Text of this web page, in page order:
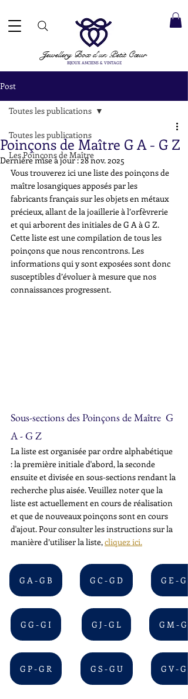
Jewellery Boxd'un Petit Cœur
BIJOUX ANCIENS & VINTAGE
Post
Toutes les publications
Les Poinçons de Maître
Toutes les publications
Poinçons de Maître G A - G Z
Dernière mise à jour :28 nov. 2025
Vous trouverez ici une liste des poinçons de
maître losangiques apposés par les
fabricants français sur les objets en métaux
précieux, allant de la joaillerie à l’orfèvrerie
et qui arborent des initiales de G A à G Z.
Cette liste est une compilation de tous les
poinçons que nous rencontrons. Les
informations qui y sont exposées sont donc
susceptibles d’évoluer à mesure que nos
connaissances progressent.
Sous-sections des Poinçons de Maître  G
A - G Z
La liste est organisée par ordre alphabétique
: la première initiale d'abord, la seconde
ensuite et divisée en sous-sections rendant la
recherche plus aisée. Veuillez noter que la
liste est actuellement en cours de réalisation
et que de nouveaux poinçons sont en cours
d'ajout. Pour consulter les instructions sur la
manière d’utiliser la liste, cliquez ici.
G A - G B G C - G D G E - G F
G G - G I G J - G L G M - G
G P - G R G S - G U G V - G Z